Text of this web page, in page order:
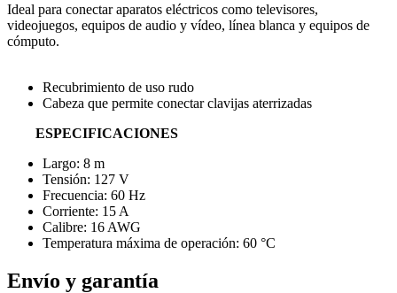
Ideal para conectar aparatos eléctricos como televisores,
videojuegos, equipos de audio y vídeo, línea blanca y equipos de
cómputo.
Recubrimiento de uso rudo
Cabeza que permite conectar clavijas aterrizadas
ESPECIFICACIONES
Largo: 8 m
Tensión: 127 V
Frecuencia: 60 Hz
Corriente: 15 A
Calibre: 16 AWG
Temperatura máxima de operación: 60 °C
Envío y garantía